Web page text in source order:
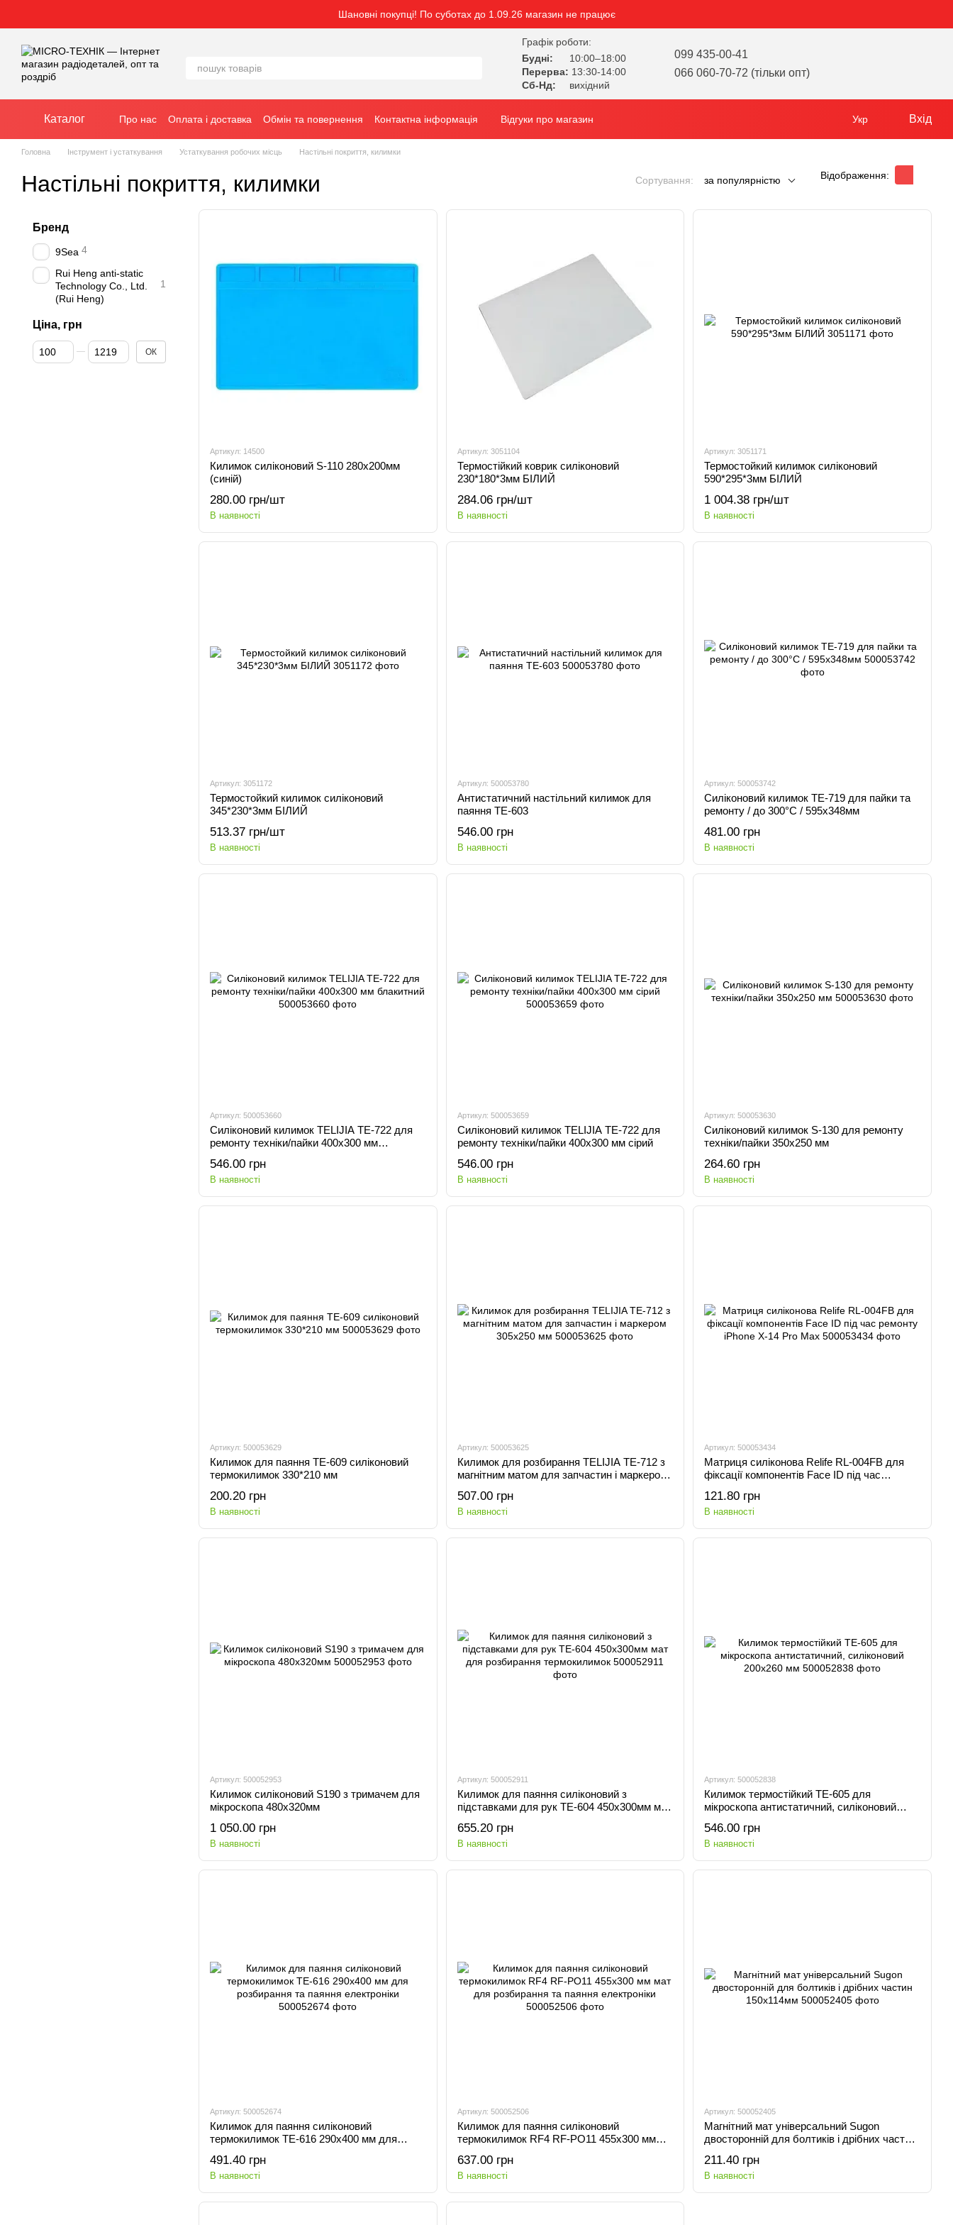
Шановні покупці! По суботах до 1.09.26 магазин не працює
Графік роботи:
Будні:
10:00–18:00
Перерва: 13:30-14:00
Сб-Нд:
вихідний
099 435-00-41
066 060-70-72 (тільки опт)
Каталог Про нас Оплата і доставка Обмін та повернення Контактна інформація Відгуки про магазин Укр Вхід
Головна Інструмент і устаткування Устаткування робочих місць Настільні покриття, килимки
Настільні покриття, килимки Сортування: за популярністю Відображення:
Артикул: 14500
Килимок силіконовий S-110 280x200мм
(синій)
280.00 грн/шт
В наявності
Артикул: 3051104
Термостійкий коврик силіконовий
230*180*3мм БІЛИЙ
284.06 грн/шт
В наявності
Артикул: 3051171
Термостойкий килимок силіконовий
590*295*3мм БІЛИЙ
1 004.38 грн/шт
В наявності
Артикул: 3051172
Термостойкий килимок силіконовий
345*230*3мм БІЛИЙ
513.37 грн/шт
В наявності
Артикул: 500053780
Антистатичний настільний килимок для
паяння TE-603
546.00 грн
В наявності
Артикул: 500053742
Силіконовий килимок TE-719 для пайки та
ремонту / до 300°C / 595x348мм
481.00 грн
В наявності
Артикул: 500053660
Силіконовий килимок TELIJIA TE-722 для
ремонту техніки/пайки 400x300 мм
546.00 грн
В наявності
Артикул: 500053659
Силіконовий килимок TELIJIA TE-722 для
ремонту техніки/пайки 400x300 мм сірий
546.00 грн
В наявності
Артикул: 500053630
Силіконовий килимок S-130 для ремонту
техніки/пайки 350x250 мм
264.60 грн
В наявності
Артикул: 500053629
Килимок для паяння TE-609 силіконовий
термокилимок 330*210 мм
200.20 грн
В наявності
Артикул: 500053625
Килимок для розбирання TELIJIA TE-712 з
магнітним матом для запчастин і маркером
507.00 грн
В наявності
Артикул: 500053434
Матриця силіконова Relife RL-004FB для
фіксації компонентів Face ID під час
121.80 грн
В наявності
Артикул: 500052953
Килимок силіконовий S190 з тримачем для
мікроскопа 480x320мм
1 050.00 грн
В наявності
Артикул: 500052911
Килимок для паяння силіконовий з
підставками для рук TE-604 450x300мм мат
655.20 грн
В наявності
Артикул: 500052838
Килимок термостійкий TE-605 для
мікроскопа антистатичний, силіконовий
546.00 грн
В наявності
Артикул: 500052674
Килимок для паяння силіконовий
термокилимок TE-616 290x400 мм для
491.40 грн
В наявності
Артикул: 500052506
Килимок для паяння силіконовий
термокилимок RF4 RF-PO11 455x300 мм
637.00 грн
В наявності
Артикул: 500052405
Магнітний мат універсальний Sugon
двосторонній для болтиків і дрібних частин
211.40 грн
В наявності
Бренд
9Sea 4
Rui Heng anti-static
Technology Co., Ltd.
(Rui Heng)
1
Ціна, грн
Від Ціна, грн
До Ціна, грн ОК